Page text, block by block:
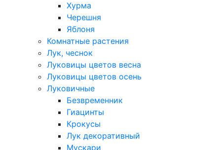
Хурма
Черешня
Яблоня
Комнатные растения
Лук, чеснок
Луковицы цветов весна
Луковицы цветов осень
Луковичные
Безвременник
Гиацинты
Крокусы
Лук декоративный
Мускари